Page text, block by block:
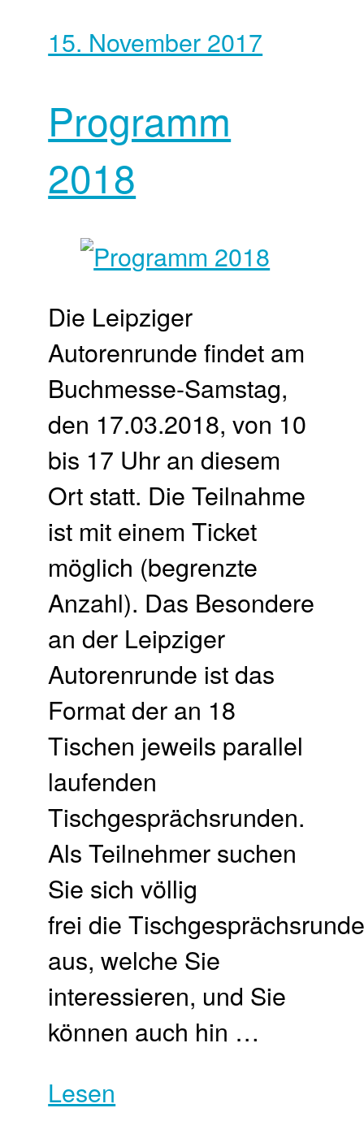
15. November 2017
Programm
2018
Die Leipziger
Autorenrunde findet am
Buchmesse-Samstag,
den 17.03.2018, von 10
bis 17 Uhr an diesem
Ort statt. Die Teilnahme
ist mit einem Ticket
möglich (begrenzte
Anzahl). Das Besondere
an der Leipziger
Autorenrunde ist das
Format der an 18
Tischen jeweils parallel
laufenden
Tischgesprächsrunden.
Als Teilnehmer suchen
Sie sich völlig
frei die
aus, welche Sie
interessieren, und Sie
können auch hin …
Lesen